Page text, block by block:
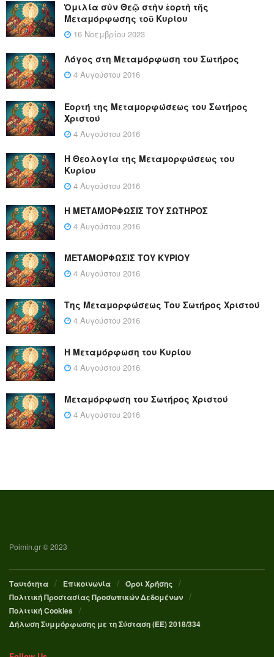
Ὁμιλία σὺν Θεῷ στὴν ἑορτὴ τῆς
Μεταμόρφωσης τοῦ Κυρίου
16 Νοεμβρίου 2023
Λόγος στη Μεταμόρφωση του Σωτήρος
4 Αυγούστου 2016
Εορτή της Μεταμορφώσεως του Σωτήρος
Χριστού
4 Αυγούστου 2016
Η Θεολογία της Μεταμορφώσεως του
Κυρίου
4 Αυγούστου 2016
Η ΜΕΤΑΜΟΡΦΩΣΙΣ ΤΟΥ ΣΩΤΗΡΟΣ
4 Αυγούστου 2016
ΜΕΤΑΜΟΡΦΩΣΙΣ ΤΟΥ ΚΥΡΙΟΥ
4 Αυγούστου 2016
Της Μεταμορφώσεως Του Σωτήρος Χριστού
4 Αυγούστου 2016
Η Μεταμόρφωση του Κυρίου
4 Αυγούστου 2016
Μεταμόρφωση του Σωτήρος Χριστού
4 Αυγούστου 2016
Poimin.gr © 2023
Ταυτότητα Επικοινωνία
Όροι Χρήσης
Πολιτική Προστασίας Προσωπικών Δεδομένων
Πολιτική Cookies
Δήλωση Συμμόρφωσης με τη Σύσταση (ΕΕ) 2018/334